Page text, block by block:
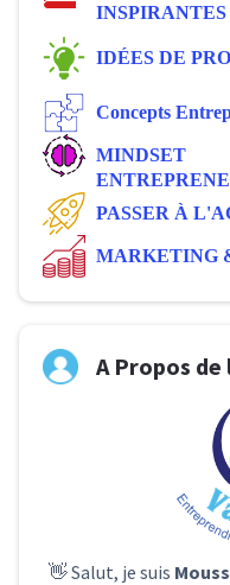
INSPIRANTES
IDÉES DE
Concepts
MINDSET
PASSER À
MARKETING
A Propos
👋 Salut, je suis